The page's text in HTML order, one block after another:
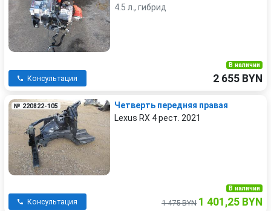
4.5 л., гибрид
Консультация
В наличии
2 655 BYN
№ 220822-105
Четверть передняя правая
Lexus RX 4 рест. 2021
Консультация
В наличии
1 475 BYN 1 401,25 BYN